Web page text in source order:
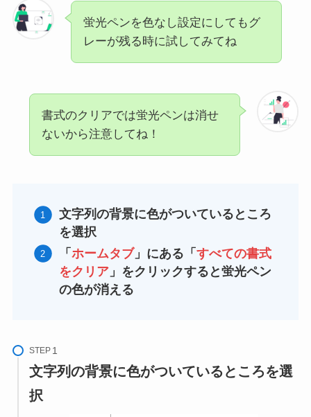
蛍光ペンを色なし設定にしてもグ
レーが残る時に試してみてね
書式のクリアでは蛍光ペンは消せ
ないから注意してね！
文字列の背景に色がついているところ
を選択
「ホームタブ」にある「すべての書式
をクリア 」をクリックすると蛍光ペン
の色が消える
STEP
文字列の背景に色がついているところを選
択